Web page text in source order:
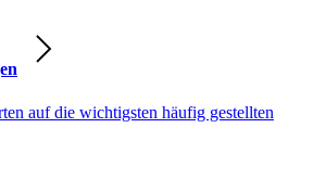
auf die wichtigsten häufig gestellten